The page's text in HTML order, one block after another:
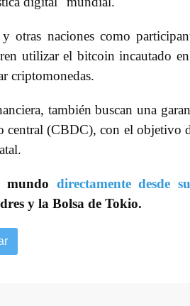
otras naciones como
utilizar el bitcoin incautado
criptomonedas.
también buscan una
central (CBDC), con el objetivo
mundo directamente desde
y la Bolsa de Tokio.